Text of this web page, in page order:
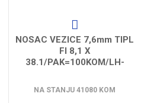
NOSAC VEZICE 7,6mm TIPL
FI 8,1 X
38.1/PAK=100KOM/LH-
NA STANJU 41080 KOM